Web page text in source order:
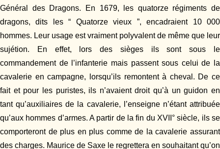
Général des Dragons. En 1679, les quatorze régiments de
dragons, dits les “ Quatorze vieux ”, encadraient 10 000
hommes. Leur usage est vraiment polyvalent de même que leur
sujétion. En effet, lors des sièges ils sont sous le
commandement de l’infanterie mais passent sous celui de la
cavalerie en campagne, lorsqu’ils remontent à cheval. De ce
fait et pour les puristes, ils n’avaient droit qu’à un guidon en
tant qu’auxiliaires de la cavalerie, l’enseigne n’étant attribuée
qu’aux hommes d’armes. A partir de la fin du XVII° siècle, ils se
comporteront de plus en plus comme de la cavalerie assurant
des charges. Maurice de Saxe le regrettera en souhaitant qu’on